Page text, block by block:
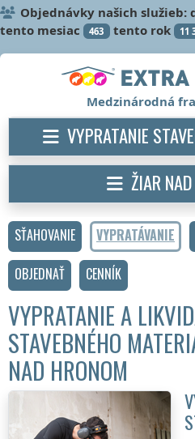
Objednávky našich služieb:
tento mesiac 463 tento rok 11
SŤAHOVANIE VYPRATÁVANIE
OBJEDNAŤ
CENNÍK
VYPRATANIE A
STAVEBNÉHO
NAD HRONOM
Medzinárodná
VYPRATANIE
ŽIAR